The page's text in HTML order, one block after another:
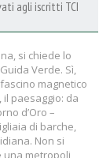
agli iscritti TCI
si chiede lo
Verde. Sì,
magnetico
paesaggio: da
d’Oro –
di barche,
Non si
una metropoli